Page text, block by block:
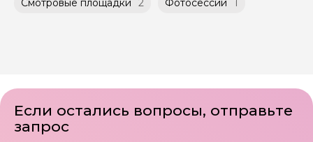
Смотровые площадки 2 Фотосессии 1
Если остались вопросы, отправьте
запрос